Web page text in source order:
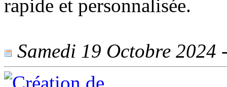
rapide et personnalisée.
Samedi 19 Octobre 2024